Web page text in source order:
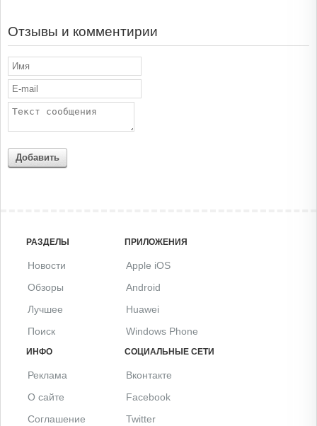
Отзывы и комментирии
Добавить
РАЗДЕЛЫ
Новости
Обзоры
Лучшее
Поиск
ПРИЛОЖЕНИЯ
Apple iOS
Android
Huawei
Windows Phone
ИНФО
Реклама
О сайте
Соглашение
СОЦИАЛЬНЫЕ СЕТИ
Вконтакте
Facebook
Twitter